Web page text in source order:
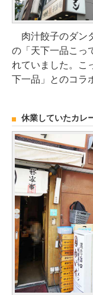
肉汁餃子のダン
の「天下一品こっ
れていました。こ
下一品」とのコラ
休業していたカレ